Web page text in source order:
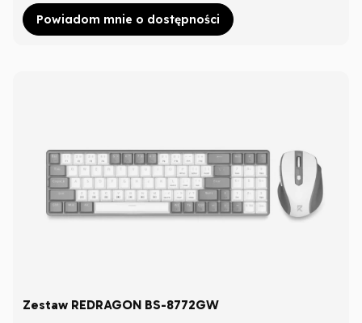
Powiadom mnie o dostępności
Zestaw REDRAGON BS-8772GW